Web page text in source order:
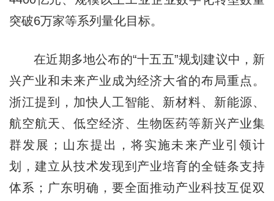
突破6万家等系列量化目标。
在近期多地公布的“十五五”规划建议中，新
兴产业和未来产业成为经济大省的布局重点。
浙江提到，加快人工智能、新材料、新能源、
航空航天、低空经济、生物医药等新兴产业集
群发展；山东提出，将实施未来产业引领计
划，建立从技术发现到产业培育的全链条支持
体系；广东明确，要全面推动产业科技互促双